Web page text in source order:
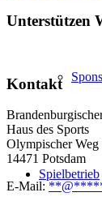
Spielbetrieb
Unterstützen
Kontakt
Haus des Sports
Olympischer Weg
14471 Potsdam
E-Mail: **@